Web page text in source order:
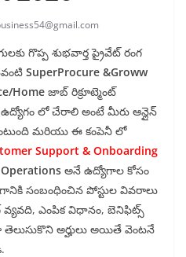
గొప్ప శుభవార్త ప్రైవేట్ రంగ
SuperProcure &Groww
Home జాబ్ రిక్రూట్మెంట్
లో చేరాలి అంటే మీరు ఆన్లైన్
మరియు ఈ కంపెనీ లో
Support & Onboarding
అనే ఉద్యోగాల కోసం
సంబంధించిన పోస్టుల వివరాలు
వ్యవది, ఎంపిక విధానం, బెనిఫిట్స్
అర్హులు అయితే వెంటనే